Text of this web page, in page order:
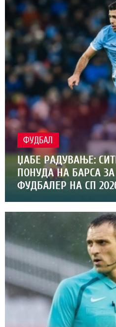
ФУДБАЛ
ЏАБЕ РАДУВАЊЕ:
ПОНУДА НА БАРСА
ФУДБАЛЕР НА СП